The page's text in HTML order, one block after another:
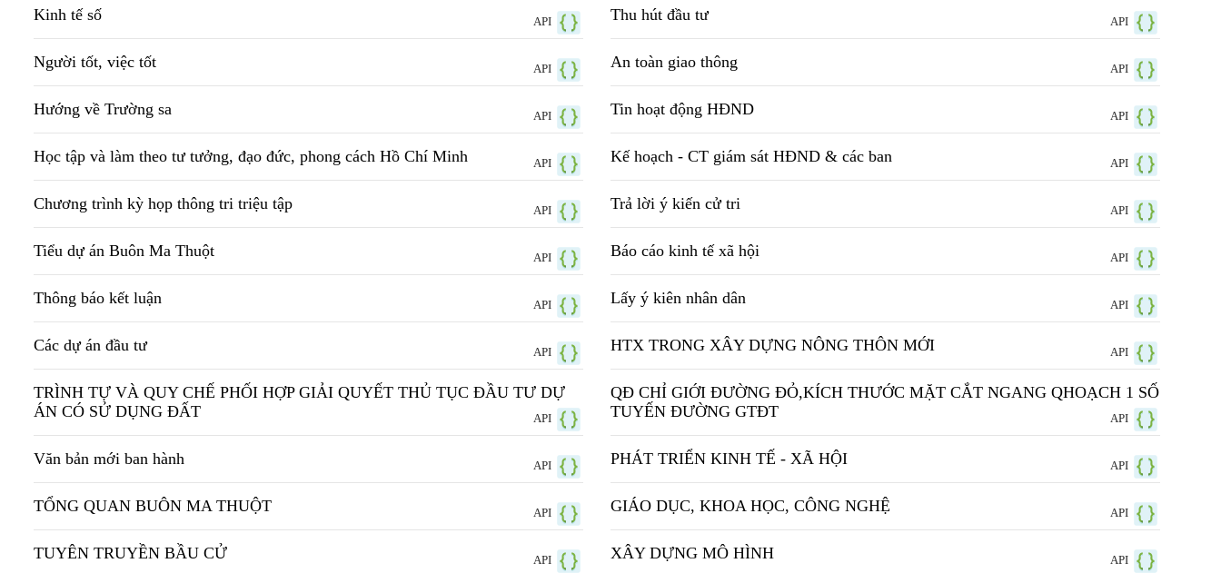
Kinh tế số API Thu hút đầu tư API
Người tốt, việc tốt API An toàn giao thông API
Hướng về Trường sa API Tin hoạt động HĐND API
Học tập và làm theo tư tưởng, đạo đức, phong cách Hồ Chí Minh API Kế hoạch - CT giám sát HĐND & các ban API
Chương trình kỳ họp thông tri triệu tập API Trả lời ý kiến cử tri API
Tiểu dự án Buôn Ma Thuột API Báo cáo kinh tế xã hội API
Thông báo kết luận API Lấy ý kiên nhân dân API
Các dự án đầu tư API HTX TRONG XÂY DỰNG NÔNG THÔN MỚI API
TRÌNH TỰ VÀ QUY CHẾ PHỐI HỢP GIẢI QUYẾT THỦ TỤC ĐẦU TƯ DỰ
ÁN CÓ SỬ DỤNG ĐẤT
API
QĐ CHỈ GIỚI ĐƯỜNG ĐỎ,KÍCH THƯỚC MẶT CẮT NGANG QHOẠCH 1 SỐ
TUYẾN ĐƯỜNG GTĐT
API
Văn bản mới ban hành API PHÁT TRIỂN KINH TẾ - XÃ HỘI API
TỔNG QUAN BUÔN MA THUỘT API GIÁO DỤC, KHOA HỌC, CÔNG NGHỆ API
TUYÊN TRUYỀN BẦU CỬ API XÂY DỰNG MÔ HÌNH API